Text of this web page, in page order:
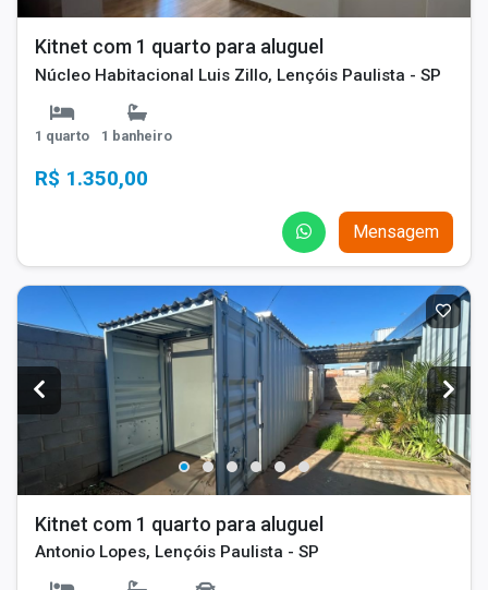
Kitnet com 1 quarto para aluguel
Núcleo Habitacional Luis Zillo, Lençóis Paulista - SP
1 quarto 1 banheiro
R$ 1.350,00
Mensagem
Kitnet com 1 quarto para aluguel
Antonio Lopes, Lençóis Paulista - SP